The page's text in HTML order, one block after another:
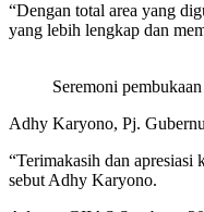
“Dengan total area yang
yang lebih lengkap dan
Seremoni
Adhy Karyono, Pj.
“Terimakasih dan
sebut Adhy Karyono.